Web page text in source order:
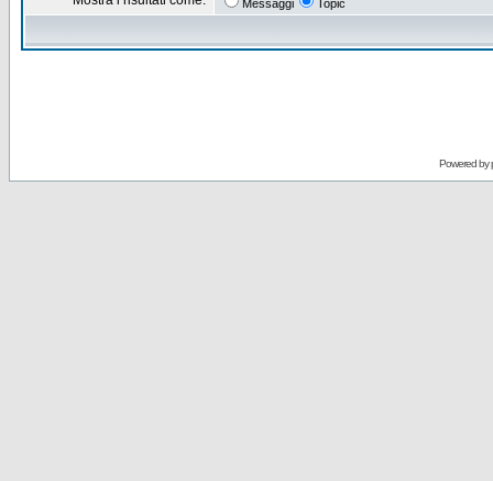
Messaggi Topic
Powered by